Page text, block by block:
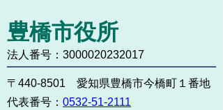
豊橋市役所
法人番号：3000020232017
〒440-8501 愛知県豊橋市今橋町１番地
代表番号： 0532-51-2111